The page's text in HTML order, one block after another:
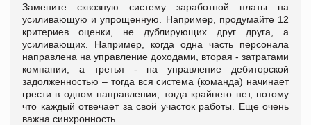
Замените сквозную систему заработной платы на
усиливающую и упрощенную. Например, продумайте 12
критериев оценки, не дублирующих друг друга, а
усиливающих. Например, когда одна часть персонала
направлена на управление доходами, вторая - затратами
компании, а третья - на управление дебиторской
задолженностью – тогда вся система (команда) начинает
грести в одном направлении, тогда крайнего нет, потому
что каждый отвечает за свой участок работы. Еще очень
важна синхронность.